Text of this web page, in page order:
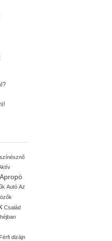
Apropó
Autó Az
Család
Férfi dizájn